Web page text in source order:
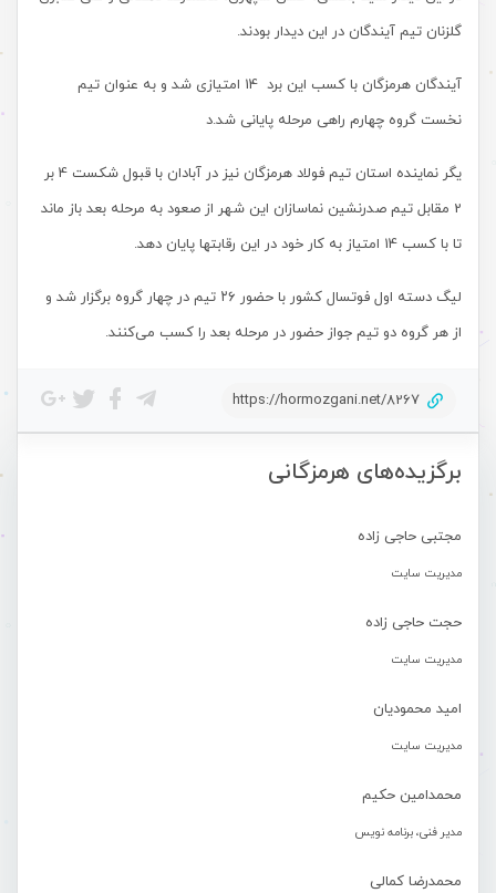
برگزیده‌های هرمزگانی
مجتبی حاجی زاده
مدیریت سایت
حجت حاجی زاده
مدیریت سایت
امید محمودیان
مدیریت سایت
محمدامین حکیم
مدیر فنی، برنامه نویس
محمدرضا کمالی
گلزنان تیم آیندگان در این دیدار بودند.
آیندگان هرمزگان با کسب این برد 14 امتیازی شد و به عنوان تیم
نخست گروه چهارم راهی مرحله پایانی شد.د
یگر نماینده استان تیم فولاد هرمزگان نیز در آبادان با قبول شکست 4 بر
2 مقابل تیم صدرنشین نماسازان این شهر از صعود به مرحله بعد باز ماند
تا با کسب 14 امتیاز به کار خود در این رقابتها پایان دهد.
لیگ دسته اول فوتسال کشور با حضور ۲۶ تیم در چهار گروه برگزار شد و
از هر گروه دو تیم جواز حضور در مرحله بعد را کسب می‌کنند.
https://hormozgani.net/8267